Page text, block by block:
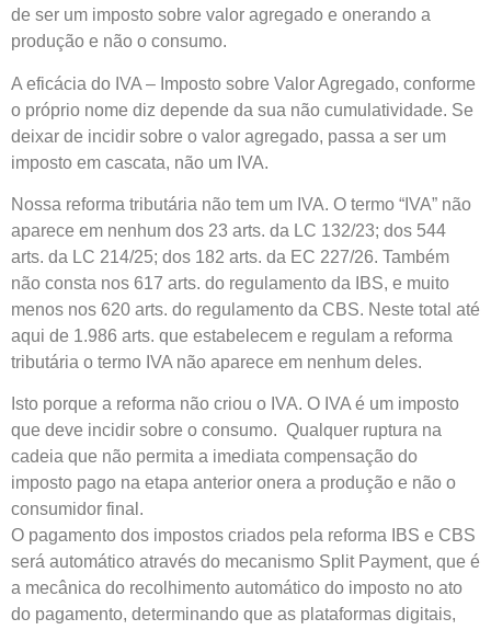
de ser um imposto sobre valor agregado e onerando a
produção e não o consumo.
A eficácia do IVA – Imposto sobre Valor Agregado, conforme
o próprio nome diz depende da sua não cumulatividade. Se
deixar de incidir sobre o valor agregado, passa a ser um
imposto em cascata, não um IVA.
Nossa reforma tributária não tem um IVA. O termo “IVA” não
aparece em nenhum dos 23 arts. da LC 132/23; dos 544
arts. da LC 214/25; dos 182 arts. da EC 227/26. Também
não consta nos 617 arts. do regulamento da IBS, e muito
menos nos 620 arts. do regulamento da CBS. Neste total até
aqui de 1.986 arts. que estabelecem e regulam a reforma
tributária o termo IVA não aparece em nenhum deles.
Isto porque a reforma não criou o IVA. O IVA é um imposto
que deve incidir sobre o consumo. Qualquer ruptura na
cadeia que não permita a imediata compensação do
imposto pago na etapa anterior onera a produção e não o
consumidor final.
O pagamento dos impostos criados pela reforma IBS e CBS
será automático através do mecanismo Split Payment, que é
a mecânica do recolhimento automático do imposto no ato
do pagamento, determinando que as plataformas digitais,